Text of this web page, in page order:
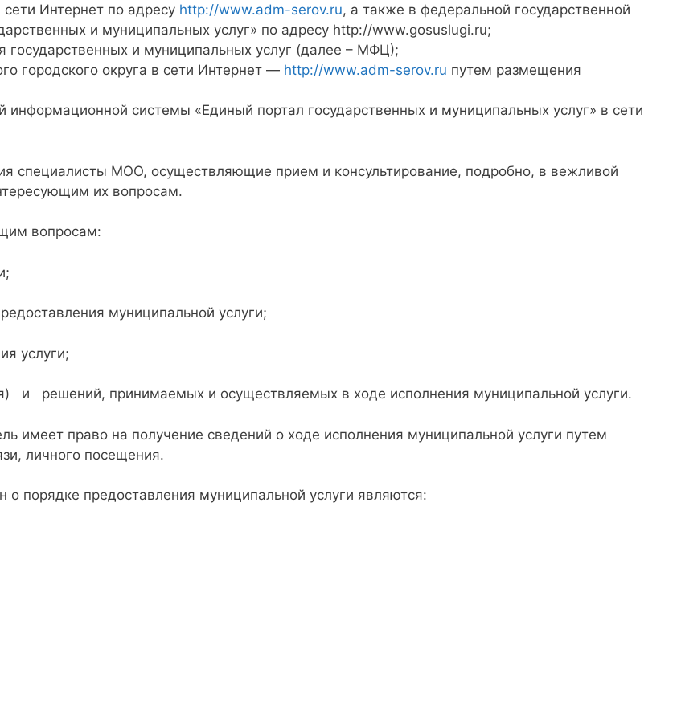
Интернет по адресу http://www.adm-serov.ru, а также в федеральной государственной
и муниципальных услуг» по адресу http://www.gosuslugi.ru;
государственных и муниципальных услуг (далее – МФЦ);
городского округа в сети Интернет — http://www.adm-serov.ru путем размещения
информационной системы «Единый портал государственных и муниципальных услуг» в сети
специалисты МОО, осуществляющие прием и консультирование, подробно, в вежливой
их вопро­сам.
вопросам:
муниципальной услуги;
услуги;
решений, принимаемых и осуществляемых в ходе исполнения муниципальной услуги.
имеет право на получение сведений о ходе исполнения муниципальной услуги путем
личного посещения.
порядке предоставления муниципальной услуги являются: